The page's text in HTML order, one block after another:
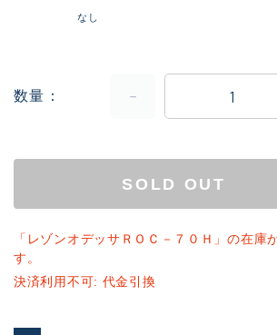
なし
数量
SOLD OUT
「レゾンオデッサＲＯＣ－７０Ｈ」の在庫
す。
決済利用不可: 代金引換